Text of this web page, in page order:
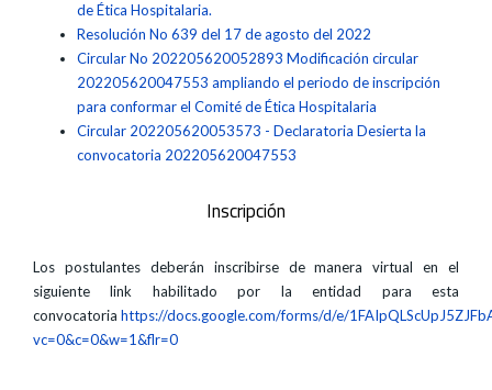
de Ética Hospitalaria.
Resolución No 639 del 17 de agosto del 2022
Circular No 202205620052893 Modificación circular
202205620047553 ampliando el periodo de inscripción
para conformar el Comité de Ética Hospitalaria
Circular 202205620053573 - Declaratoria Desierta la
convocatoria 202205620047553
Inscripción
Los postulantes deberán inscribirse de manera virtual en el
siguiente link habilitado por la entidad para esta
convocatoria https://docs.google.com/forms/d/e/
vc=0&c=0&w=1&flr=0